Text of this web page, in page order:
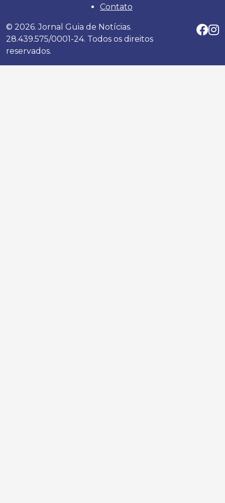
Contato
© 2026. Jornal Guia de Notícias.
28.439.575/0001-24. Todos os direitos
reservados.